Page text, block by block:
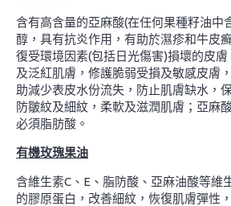
含有高含量的亞麻酸(在任何果種籽油中
醇，具有抗炎作用，有助於濕疹和牛皮
復受環境因素(包括日光傷害)損壞的皮
及泛紅肌膚，修護脆弱受損及敏感皮膚
助減少表皮水份流失，防止肌膚缺水，
防皺紋及細紋，柔軟及滋潤肌膚；亞麻
必須脂肪酸。
有機玫瑰果油
含維生素C、E、脂防酸、亞麻油酸等維
的膠原蛋白，改善細紋，恢復肌膚彈性